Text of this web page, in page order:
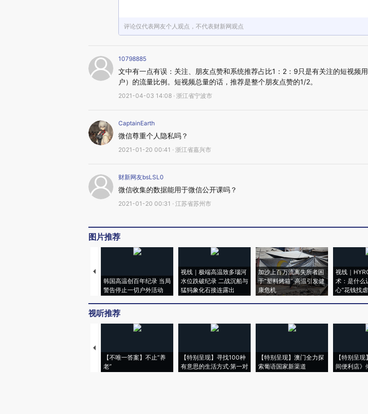
评论仅代表网友个人观点，不代表财新网观点
10798885
文中有一点有误：关注、朋友点赞和系统推荐占比1：2：9只是有关注的短视频
户）的流量比例。短视频总量的话，推荐是整个朋友点赞的1/2。
2021-04-03 14:08 · 浙江省宁波市
CaptainEarth
微信尊重个人隐私吗？
2021-01-20 00:41 · 浙江省嘉兴市
财新网友bsLSL0
微信收集的数据能用于微信公开课吗？
2021-01-20 00:31 · 江苏省苏州市
图片推荐
韩国高温创百年纪录 当局
警告停止一切户外活动
视线｜极端高温致多瑙河
水位跌破纪录 二战沉船与
猛犸象化石接连露出
加沙上百万流离失所者困
于“塑料烤箱” 高温引发健
康危机
视线｜
术：是什么
心“花钱找虐
视听推荐
【不唯一答案】不止“养
老”
【特别呈现】寻找100种
有意思的生活方式·第一对
【特别呈现】澳门全力探
索葡语国家新渠道
【特别呈
间便利店》